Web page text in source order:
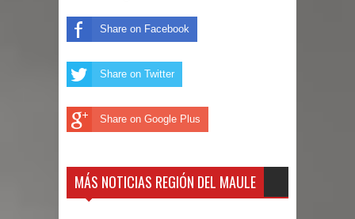
Share on Facebook
Share on Twitter
Share on Google Plus
MÁS NOTICIAS REGIÓN DEL MAULE